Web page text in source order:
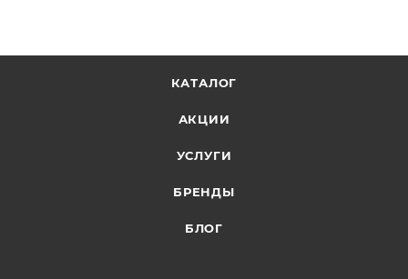
КАТАЛОГ
АКЦИИ
УСЛУГИ
БРЕНДЫ
БЛОГ